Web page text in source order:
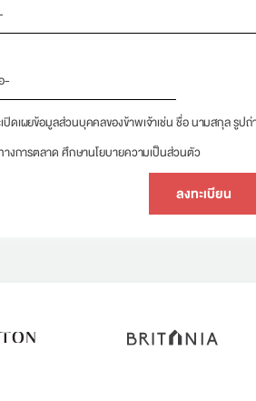
ปิดเผยข้อมูลส่วนบุคคลของข้าพเจ้าเช่น ชื่อ นามสกุล รูป
งการตลาดศึกษานโยบายความเป็นส่วนตัว
ลงทะเบียน